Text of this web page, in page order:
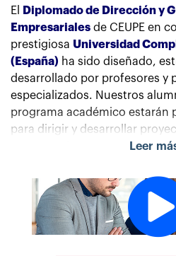
El
Diplomado de Dirección y
Empresariales de CEUPE en
prestigiosa Universidad
(España) ha sido diseñado,
desarrollado por profesores y
especializados. Nuestros
programa académico estarán
para dirigir y desarrollar
entornos departamentales y
Se pretende facilitar a los
espectro de habilidades
desarrollar o incrementar su
Leer